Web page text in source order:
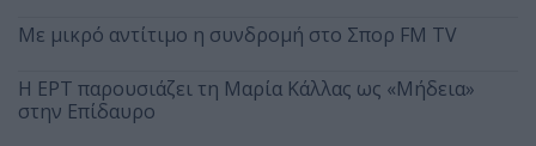
Με μικρό αντίτιμο η συνδρομή στο Σπορ FM TV
Η ΕΡΤ παρουσιάζει τη Μαρία Κάλλας ως «Μήδεια»
στην Επίδαυρο